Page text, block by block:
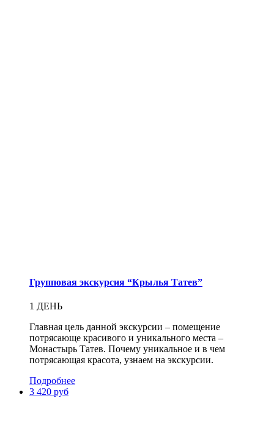
Групповая экскурсия “Крылья Татев”
1 ДЕНЬ
Главная цель данной экскурсии – помещение
потрясающе красивого и уникального места –
Монастырь Татев. Почему уникальное и в чем
потрясающая красота, узнаем на экскурсии.
Подробнее
3 420 руб